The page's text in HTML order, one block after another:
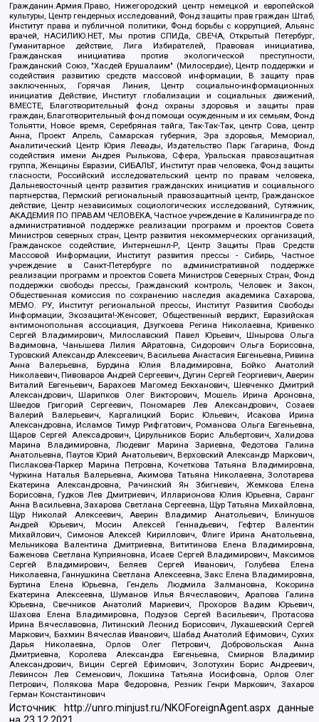
Гражданин.Армия.Право, Нижегородский центр немецкой и европейской
культуры, Центр гендерных исследований, Фонд защиты прав граждан Штаб,
Институт права и публичной политики, Фонд борьбы с коррупцией, Альянс
врачей, НАСИЛИЮ.НЕТ, Мы против СПИДа, СВЕЧА, Открытый Петербург,
Гуманитарное действие, Лига Избирателей, Правовая инициатива,
Гражданская инициатива против экологической преступности,
Гражданский Союз, "Хасдей Ерушалаим" (Милосердие), Центр поддержки и
содействия развитию средств массовой информации, В защиту прав
заключенных, Горячая Линия, Центр социально-информационных
инициатив Действие, Институт глобализации и социальных движений,
ВМЕСТЕ, Благотворительный фонд охраны здоровья и защиты прав
граждан, Благотворительный фонд помощи осужденным и их семьям, Фонд
Тольятти, Новое время, Серебряная тайга, Так-Так-Так, центр Сова, центр
Анна, Проект Апрель, Самарская губерния, Эра здоровья, Мемориал,
Аналитический Центр Юрия Левады, Издательство Парк Гагарина, Фонд
содействия имени Андрея Рылькова, Сфера, Уральская правозащитная
группа, Женщины Евразии, СИБАЛЬТ, Институт прав человека, Фонд защиты
гласности, Российский исследовательский центр по правам человека,
Дальневосточный центр развития гражданских инициатив и социального
партнерства, Пермский региональный правозащитный центр, Гражданское
действие, Центр независимых социологических исследований, Сутяжник,
АКАДЕМИЯ ПО ПРАВАМ ЧЕЛОВЕКА, Частное учреждение в Калининграде по
административной поддержке реализации программ и проектов Совета
Министров северных стран, Центр развития некоммерческих организаций,
Гражданское содействие, Интернешнл-Р, Центр Защиты Прав Средств
Массовой Информации, Институт развития прессы - Сибирь, Частное
учреждение в Санкт-Петербурге по административной поддержке
реализации программ и проектов Совета Министров Северных Стран, Фонд
поддержки свободы прессы, Гражданский контроль, Человек и Закон,
Общественная комиссия по сохранению наследия академика Сахарова,
МЕМО. РУ, Институт региональной прессы, Институт Развития Свободы
Информации, Экозащита!-Женсовет, Общественный вердикт, Евразийская
антимонопольная ассоциация, Дзугкоева Регина Николаевна, Кривенко
Сергей Владимирович, Милославский Павел Юрьевич, Шнырова Ольга
Вадимовна, Чанышева Лилия Айратовна, Сидорович Ольга Борисовна,
Туровский Александр Алексеевич, Васильева Анастасия Евгеньевна, Ривина
Анна Валерьевна, Бурдина Юлия Владимировна, Бойко Анатолий
Николаевич, Пивоваров Андрей Сергеевич, Дугин Сергей Георгиевич, Аверин
Виталий Евгеньевич, Барахоев Магомед Бекханович, Шевченко Дмитрий
Александрович, Шарипков Олег Викторович, Мошель Ирина Ароновна,
Шведов Григорий Сергеевич, Пономарев Лев Александрович, Созаев
Валерий Валерьевич, Каргалицкий Борис Юльевич, Исакова Ирина
Александровна, Исламов Тимур Рифгатович, Романова Ольга Евгеньевна,
Щаров Сергей Алексадрович, Цирульников Борис Альбертович, Халидова
Марина Владимировна, Людевиг Марина Зариевна, Федотова Галина
Анатольевна, Паутов Юрий Анатольевич, Верховский Александр Маркович,
Пислакова-Паркер Марина Петровна, Кочеткова Татьяна Владимировна,
Чуркина Наталья Валерьевна, Акимова Татьяна Николаевна, Золотарева
Екатерина Александровна, Рачинский Ян Збигневич, Жемкова Елена
Борисовна, Гудков Лев Дмитриевич, Илларионова Юлия Юрьевна, Саранг
Анна Васильевна, Захарова Светлана Сергеевна, Щур Татьяна Михайловна,
Щур Николай Алексеевич, Аверин Владимир Анатольевич, Блинушов
Андрей Юрьевич, Мосин Алексей Геннадьевич, Гефтер Валентин
Михайлович, Симонов Алексей Кириллович, Флиге Ирина Анатольевна,
Мельникова Валентина Дмитриевна, Вититинова Елена Владимировна,
Баженова Светлана Куприяновна, Исаев Сергей Владимирович, Максимов
Сергей Владимирович, Беляев Сергей Иванович, Голубева Елена
Николаевна, Ганнушкина Светлана Алексеевна, Закс Елена Владимировна,
Буртина Елена Юрьевна, Гендель Людмила Залмановна, Кокорина
Екатерина Алексеевна, Шуманов Илья Вячеславович, Арапова Галина
Юрьевна, Свечников Анатолий Мариевич, Прохоров Вадим Юрьевич,
Шахова Елена Владимировна, Подузов Сергей Васильевич, Протасова
Ирина Вячеславовна, Литинский Леонид Борисович, Лукашевский Сергей
Маркович, Бахмин Вячеслав Иванович, Шабад Анатолий Ефимович, Сухих
Дарья Николаевна, Орлов Олег Петрович, Добровольская Анна
Дмитриевна, Королева Александра Евгеньевна, Смирнов Владимир
Александрович, Вицин Сергей Ефимович, Золотухин Борис Андреевич,
Левинсон Лев Семенович, Локшина Татьяна Иосифовна, Орлов Олег
Петрович, Полякова Мара Федоровна, Резник Генри Маркович, Захаров
Герман Константинович
Источник: http://unro.minjust.ru/NKOForeignAgent.aspxданные